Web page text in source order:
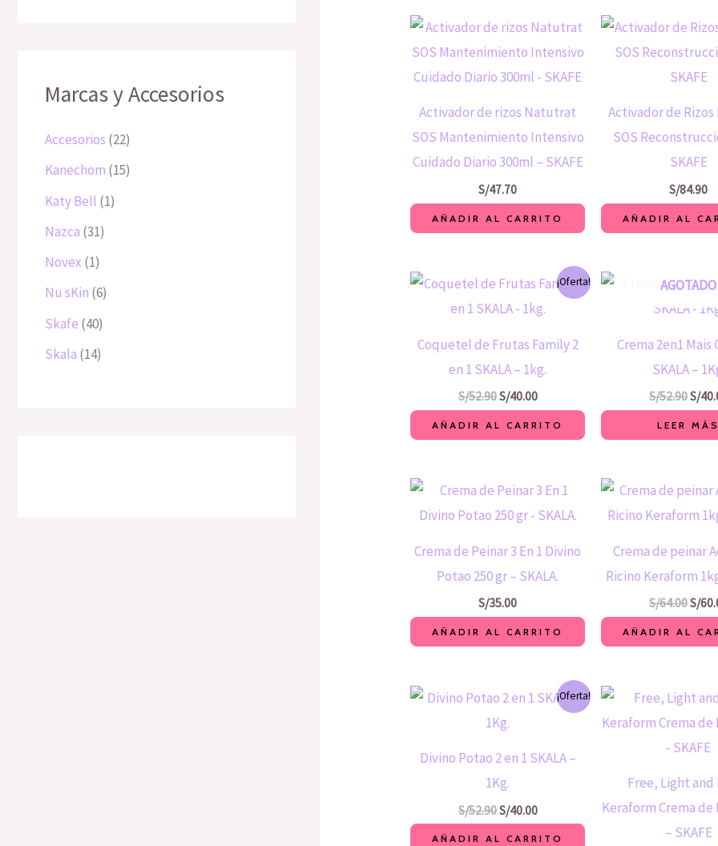
Marcas y Accesorios
Accesorios 22
Kanechom 15
Katy Bell 1
Nazca 31
s
Novex 1
Nu sKin 6
Skafe 40
s
Skala 14
s
Activador de rizos Natutrat
SOS Mantenimiento Intensivo
Cuidado Diario 300ml – SKAFE
S/47.70
AÑADIR AL CARRITO
Activador de
SOS
SKAFE
S/84.90
AÑADIR AL
¡Oferta!
Coquetel de Frutas Family 2
en 1 SKALA – 1kg.
S/52.90
El
precio
original
S/52.90.
S/40.00
El
precio
actual
S/40.00.
AÑADIR AL CARRITO
AGOTADO
Crema 2en1 Mais
SKALA –
S/52.90
El
precio
S/
S/
LEER MÁS
Crema de Peinar 3 En 1 Divino
Potao 250 gr – SKALA.
S/35.00
AÑADIR AL CARRITO
Crema de peinar
Ricino Keraform
S/64.00
El
S/
S/
AÑADIR AL
¡Oferta!
Divino Potao 2 en 1 SKALA –
1Kg.
S/52.90
El
precio
original
S/52.90.
S/40.00
El
precio
S/40.00.
AÑADIR AL CARRITO
Free, Light and
Keraform Crema de
– SKAFE
El
precio
S/